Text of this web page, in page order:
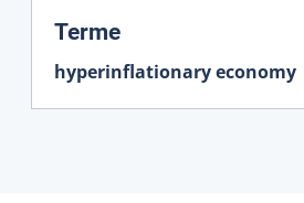
Terme:
hyperinflationary economy